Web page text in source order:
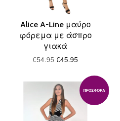
Alice A-Line μαύρο
φόρεμα με άσπρο
γιακά
€54.95 €45.95
ΠΡΟΣΦΟΡΆ